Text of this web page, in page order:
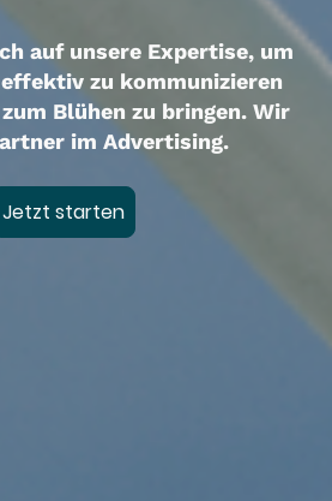
auf unsere Expertise, um
zu kommunizieren
Blühen zu bringen. Wir
im Advertising.
Jetzt starten